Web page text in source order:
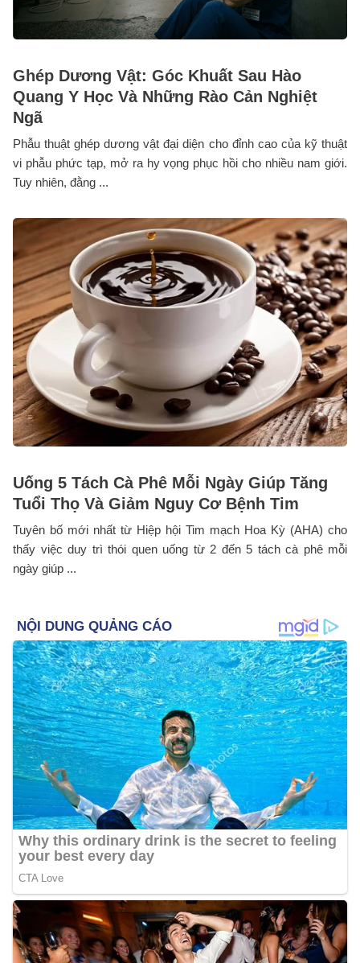
Ghép Dương Vật: Góc Khuất Sau Hào
Quang Y Học Và Những Rào Cản Nghiệt
Ngã
Phẫu thuật ghép dương vật đại diện cho đỉnh cao của kỹ thuật
vi phẫu phức tạp, mở ra hy vọng phục hồi cho nhiều nam giới.
Tuy nhiên, đằng ...
Uống 5 Tách Cà Phê Mỗi Ngày Giúp Tăng
Tuổi Thọ Và Giảm Nguy Cơ Bệnh Tim
Tuyên bố mới nhất từ Hiệp hội Tim mạch Hoa Kỳ (AHA) cho
thấy việc duy trì thói quen uống từ 2 đến 5 tách cà phê mỗi
ngày giúp ...